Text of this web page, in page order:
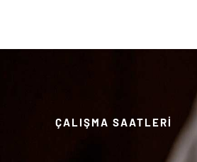
ÇALIŞMA SAATLERİ